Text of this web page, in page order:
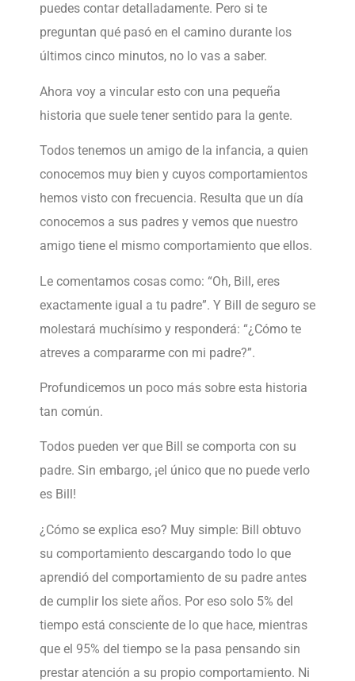
puedes contar detalladamente. Pero si te
preguntan qué pasó en el camino durante los
últimos cinco minutos, no lo vas a saber.
Ahora voy a vincular esto con una pequeña
historia que suele tener sentido para la gente.
Todos tenemos un amigo de la infancia, a quien
conocemos muy bien y cuyos comportamientos
hemos visto con frecuencia. Resulta que un día
conocemos a sus padres y vemos que nuestro
amigo tiene el mismo comportamiento que ellos.
Le comentamos cosas como: “Oh, Bill, eres
exactamente igual a tu padre”. Y Bill de seguro se
molestará muchísimo y responderá: “¿Cómo te
atreves a compararme con mi padre?”.
Profundicemos un poco más sobre esta historia
tan común.
Todos pueden ver que Bill se comporta con su
padre. Sin embargo, ¡el único que no puede verlo
es Bill!
¿Cómo se explica eso? Muy simple: Bill obtuvo
su comportamiento descargando todo lo que
aprendió del comportamiento de su padre antes
de cumplir los siete años. Por eso solo 5% del
tiempo está consciente de lo que hace, mientras
que el 95% del tiempo se la pasa pensando sin
prestar atención a su propio comportamiento. Ni